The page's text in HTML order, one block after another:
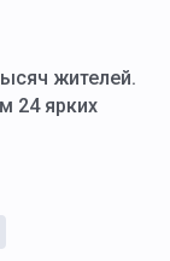
жителей.
24 ярких